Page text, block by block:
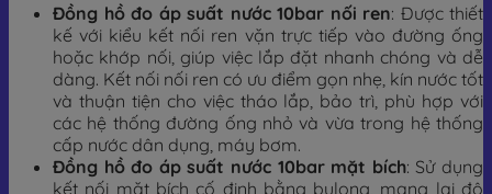
Đồng hồ đo áp suất nước 10bar nối ren: Được thiết
kế với kiểu kết nối ren vặn trực tiếp vào đường ống
hoặc khớp nối, giúp việc lắp đặt nhanh chóng và dễ
dàng. Kết nối nối ren có ưu điểm gọn nhẹ, kín nước tốt
và thuận tiện cho việc tháo lắp, bảo trì, phù hợp với
các hệ thống đường ống nhỏ và vừa trong hệ thống
cấp nước dân dụng, máy bơm.
Đồng hồ đo áp suất nước 10bar mặt bích: Sử dụng
kết nối mặt bích cố định bằng bulong, mang lại độ